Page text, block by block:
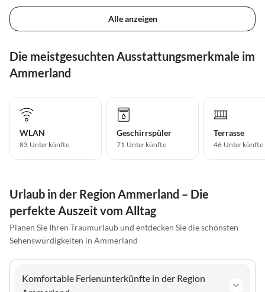
Alle anzeigen
Die meistgesuchten Ausstattungsmerkmale im
Ammerland
WLAN
83 Unterkünfte
Geschirrspüler
71 Unterkünfte
Terrasse
46 Unterkünfte
Urlaub in der Region Ammerland – Die
perfekte Auszeit vom Alltag
Planen Sie Ihren Traumurlaub und entdecken Sie die schönsten
Sehenswürdigkeiten in Ammerland
Komfortable Ferienunterkünfte in der Region